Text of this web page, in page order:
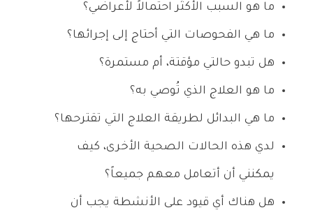
ما هو السبب الأكثر احتمالاً لأعراضي؟
ما هي الفحوصات التي أحتاج إلى إجرائها؟
هل تبدو حالتي مؤقتة، أم مستمرة؟
ما هو العلاج الذي تُوصي به؟
ما هي البدائل لطريقة العلاج التي تقترحها؟
لدي هذه الحالات الصحية الأخرى، كيف
يمكنني أن أتعامل معهم جميعاً؟
هل هناك أي قيود على الأنشطة يجب أن